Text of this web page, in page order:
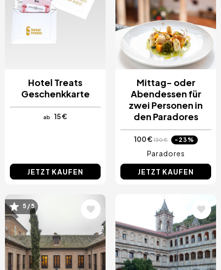
Hotel Treats
Geschenkkarte
ab 15 €
JETZT KAUFEN
Mittag- oder
Abendessen für
zwei Personen in
den Paradores
100 €130 € -23%
Paradores
JETZT KAUFEN
Bild5 / 5